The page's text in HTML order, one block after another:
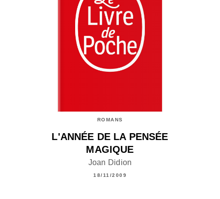
ROMANS
L'ANNÉE DE LA PENSÉE
MAGIQUE
Joan Didion
18/11/2009